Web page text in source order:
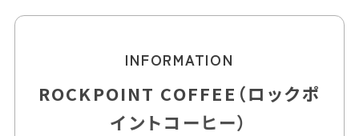
INFORMATION
ROCKPOINT COFFEE（ロックポ
イントコーヒー）